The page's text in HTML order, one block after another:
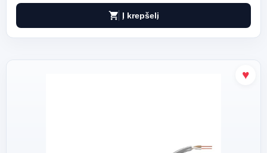
shopping_cart Į krepšelį